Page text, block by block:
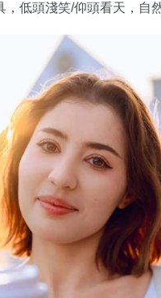
，低頭淺笑/仰頭看天，自